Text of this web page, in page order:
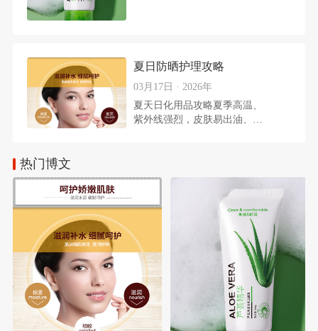
奖，抽10位粉丝送出以下礼品
一件：3. 活动截止时间：
2026年8月28日，每月1
夏日防晒护理攻略
03月17日 · 2026年
夏天日化用品攻略夏季高温、
紫外线强烈，皮肤易出油、晒
骤和小贴士，帮助您科学选择
和使用产品，保持肌肤健康清
爽。一、核心护肤原则清洁控
油：高温下皮脂分泌旺盛，选
用弱酸性或控油洁面产品，避
免堵塞毛孔，但不宜过度清洁
以免损伤屏障。防晒防护：紫
外线是夏季最大威胁，需使用
高倍防晒（如SPF50+），并
定时补涂（每2-3小时一
次）。保
热门博文